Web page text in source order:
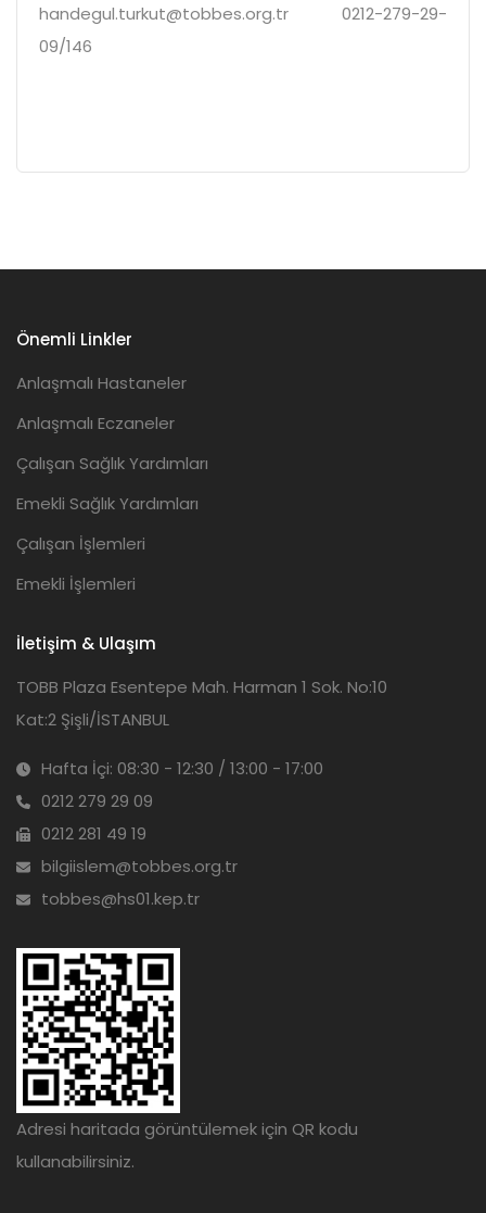
handegul.turkut@tobbes.org.tr 0212-279-29-
09/146
Önemli Linkler
Anlaşmalı Hastaneler
Anlaşmalı Eczaneler
Çalışan Sağlık Yardımları
Emekli Sağlık Yardımları
Çalışan İşlemleri
Emekli İşlemleri
İletişim & Ulaşım
TOBB Plaza Esentepe Mah. Harman 1 Sok. No:10
Kat:2 Şişli/İSTANBUL
Hafta İçi: 08:30 - 12:30 / 13:00 - 17:00
0212 279 29 09
0212 281 49 19
bilgiislem@tobbes.org.tr
tobbes@hs01.kep.tr
Adresi haritada görüntülemek için QR kodu
kullanabilirsiniz.